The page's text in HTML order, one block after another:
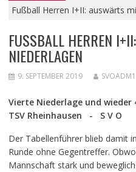
Fußball Herren I+II: auswärts
FUSSBALL HERREN
IEDERLAGEN
9. SEPTEMBER 2019
Vierte Niederlage und wieder
TSV Rheinhausen - S
Der Tabellenführer blieb damit
Runde ohne Gegentreffer.
Mannschaft stark und